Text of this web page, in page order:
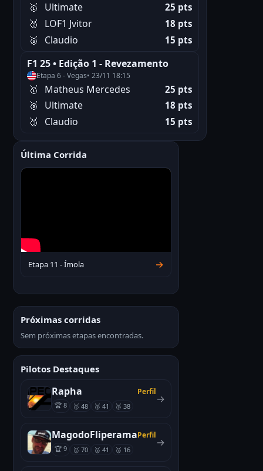
🥇 Ultimate 25 pts
🥈 LOF1 Jvitor 18 pts
🥉 Claudio 15 pts
F1 25 • Edição 1 - Revezamento
Etapa 6 - Vegas• 23/11 18:15
🥇 Matheus Mercedes 25 pts
🥈 Ultimate 18 pts
🥉 Claudio 15 pts
Última Corrida
Etapa 11 - Ímola →
Próximas corridas
Sem próximas etapas encontradas.
Pilotos Destaques
Rapha Perfil
🏆 8 🥇 48 🥈 41 🥉 38
→
MagodoFliperamaPerfil
🏆 9 🥇 70 🥈 41 🥉 16
→